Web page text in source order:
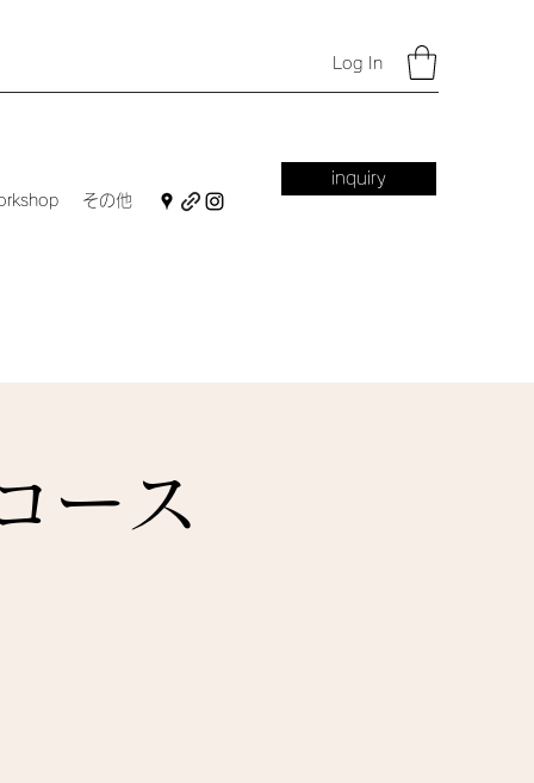
Log In
その他
inquiry
ース